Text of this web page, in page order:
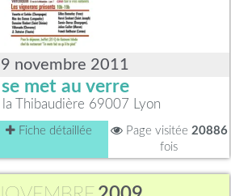
novembre 2011
met au verre
Thibaudière 69007 Lyon
Fiche détaillée Page visitée 20886
fois